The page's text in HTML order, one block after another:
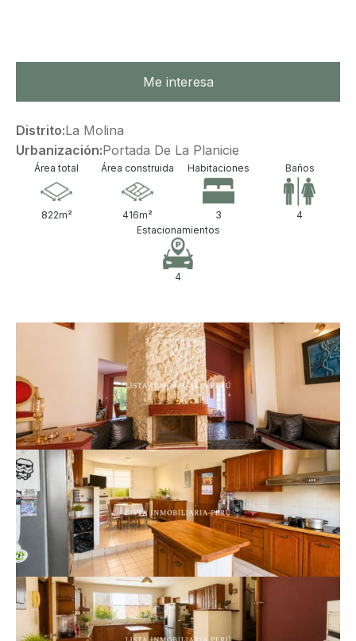
Me interesa
Distrito:La Molina
Urbanización:Portada De La Planicie
Área total
822m²
Área construida
416m²
Habitaciones
3
Baños
4
Estacionamientos
4